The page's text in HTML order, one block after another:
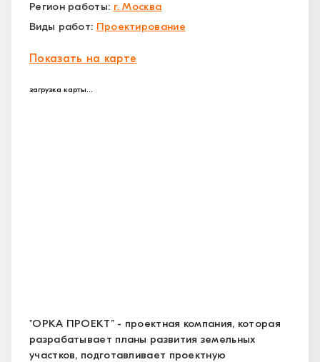
Регион работы: г. Москва
Виды работ: Проектирование
Показать на карте
загрузка карты...
"ОРКА ПРОЕКТ” - проектная компания, которая
разрабатывает планы развития земельных
участков, подготавливает проектную